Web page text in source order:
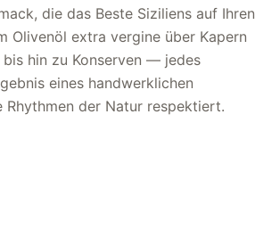
die das Beste Siziliens auf Ihren
Olivenöl extra vergine über Kapern
bis hin zu Konserven — jedes
eines handwerklichen
Rhythmen der Natur respektiert.